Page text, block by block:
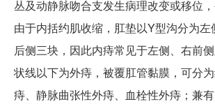
丛及动静脉吻合支发生病理改变或移位
由于内括约肌收缩，肛垫以Y型沟分为
后侧三块，因此内痔常见于左侧、右前
状线以下为外痔，被覆肛管黏膜，可分
痔、静脉曲张性外痔、血栓性外痔；兼